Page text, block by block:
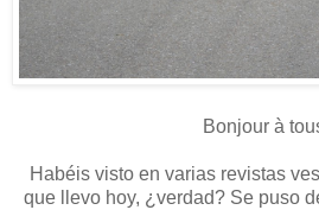
Bonjour à
Habéis visto en varias revistas
que llevo hoy, ¿verdad? Se puso